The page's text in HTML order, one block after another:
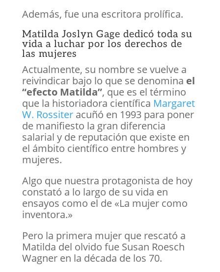
Además, fue una escritora prolífica.
Matilda Joslyn Gage dedicó toda su
vida a luchar por los derechos de
las mujeres
Actualmente, su nombre se vuelve a
reivindicar bajo lo que se denomina el
“efecto Matilda”, que es el término
que la historiadora científica Margaret
W. Rossiteracuñó en 1993 para poner
de manifiesto la gran diferencia
salarial y de reputación que existe en
el ámbito científico entre hombres y
mujeres.
Algo que nuestra protagonista de hoy
constató a lo largo de su vida en
ensayos como el de «La mujer como
inventora.»
Pero la primera mujer que rescató a
Matilda del olvido fue Susan Roesch
Wagner en la década de los 70.